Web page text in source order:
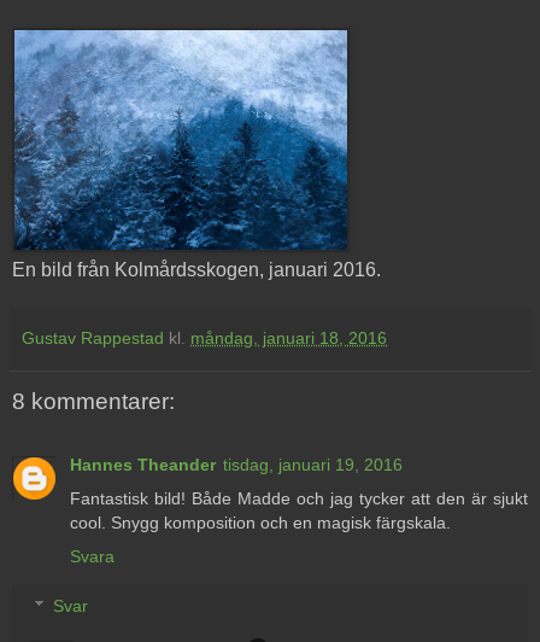
En bild från Kolmårdsskogen, januari 2016.
Gustav Rappestad kl. måndag, januari 18, 2016
8 kommentarer:
Hannes Theander tisdag, januari 19, 2016
Fantastisk bild! Både Madde och jag tycker att den är sjukt
cool. Snygg komposition och en magisk färgskala.
Svara
Svar